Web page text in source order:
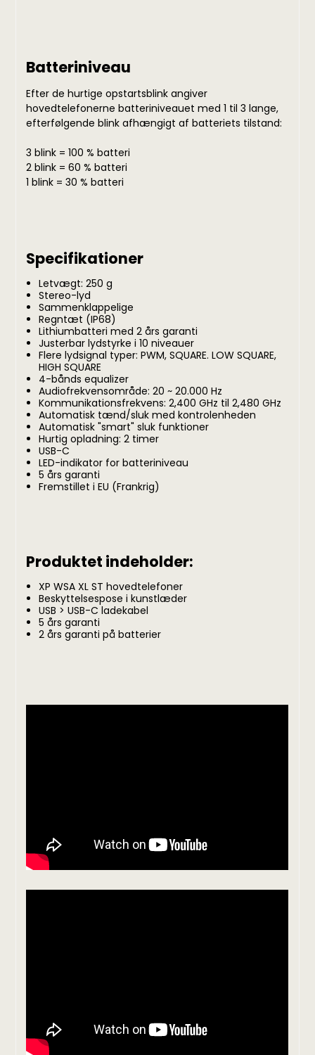
Batteriniveau
Efter de hurtige opstartsblink angiver
hovedtelefonerne batteriniveauet med 1 til 3 lange,
efterfølgende blink afhængigt af batteriets tilstand:
3 blink = 100 % batteri
2 blink = 60 % batteri
1 blink = 30 % batteri
Specifikationer
Letvægt: 250 g
Stereo-lyd
Sammenklappelige
Regntæt (IP68)
Lithiumbatteri med 2 års garanti
Justerbar lydstyrke i 10 niveauer
Flere lydsignal typer: PWM, SQUARE. LOW SQUARE,
HIGH SQUARE
4-bånds equalizer
Audiofrekvensområde: 20 ~ 20.000 Hz
Kommunikationsfrekvens: 2,400 GHz til 2,480 GHz
Automatisk tænd/sluk med kontrolenheden
Automatisk "smart" sluk funktioner
Hurtig opladning: 2 timer
USB-C
LED-indikator for batteriniveau
5 års garanti
Fremstillet i EU (Frankrig)
Produktet indeholder:
XP WSA XL ST hovedtelefoner
Beskyttelsespose i kunstlæder
USB > USB-C ladekabel
5 års garanti
2 års garanti på batterier